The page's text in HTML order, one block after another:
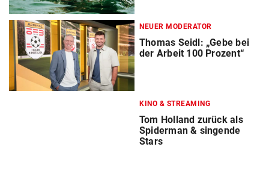
NEUER MODERATOR
Thomas Seidl: „Gebe bei
der Arbeit 100 Prozent“
KINO & STREAMING
Tom Holland zurück als
Spiderman & singende
Stars